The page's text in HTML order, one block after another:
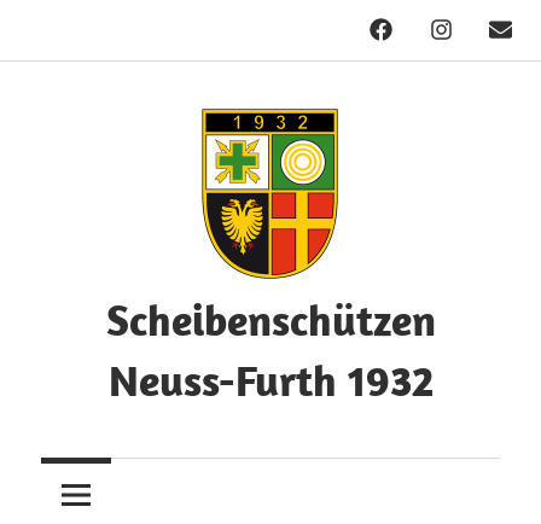
FacebookInstagram
Mail
Scheibenschützen
Neuss-Furth 1932
Willkommen!